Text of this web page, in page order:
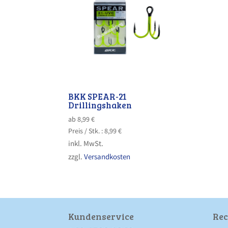
BKK SPEAR-21
Drillingshaken
ab8,99€
Preis / Stk. :8,99€
inkl. MwSt.
zzgl.Versandkosten
Kunden­service